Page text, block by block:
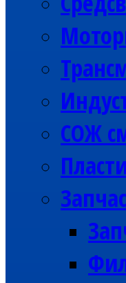
СОЖ